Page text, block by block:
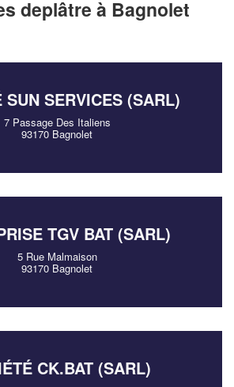
deplâtre à Bagnolet
SUN SERVICES (SARL)
7 Passage Des Italiens
93170 Bagnolet
TGV BAT (SARL)
5 Rue Malmaison
93170 Bagnolet
CK.BAT (SARL)